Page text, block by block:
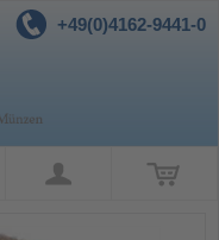
+49(0)4162-9441-0